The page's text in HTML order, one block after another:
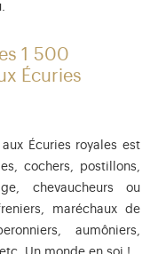
1 500
Écuries
Écuries royales est
cochers, postillons,
chevaucheurs ou
maréchaux de
aumôniers,